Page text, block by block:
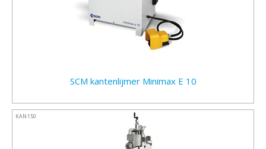
SCM kantenlijmer Minimax E 10
KAN150